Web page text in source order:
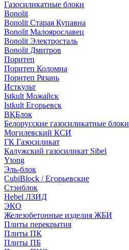
Газосиликатные блоки
Bonolit
Bonolit Старая Купавна
Bonolit Малоярославец
Bonolit Электросталь
Bonolit Дмитров
Поритеп
Поритеп Коломна
Поритеп Рязань
Исткульт
Istkult Можайск
Istkult Егорьевск
ВКБлок
Белорусские газосиликатные блоки
Могилевский КСИ
ГК Газосиликат
Калужский газосиликат Sibel
Ytong
Эль-блок
CubiBlock / Егорьевские
Стэнблок
Hebel ЛЗИД
ЭКО
Железобетонные изделия ЖБИ
Плиты перекрытия
Плиты ПК
Плиты ПБ